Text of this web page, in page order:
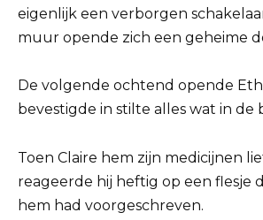
eigenlijk een verborgen
muur opende zich een geheime
De volgende ochtend opende
bevestigde in stilte alles wat in de
Toen Claire hem zijn medicijnen
reageerde hij heftig op een flesje
hem had voorgeschreven.